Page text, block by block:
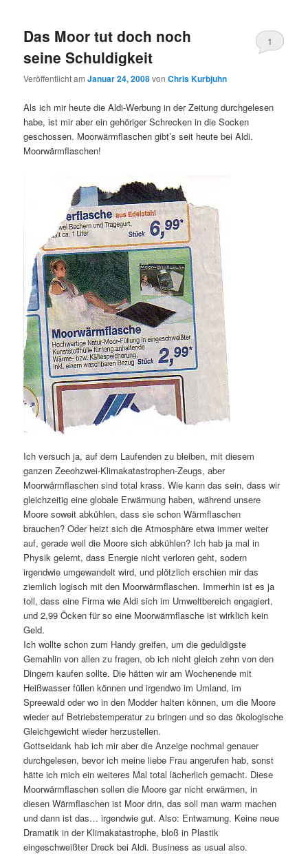
Das Moor tut doch noch
seine Schuldigkeit
Veröffentlicht amJanuar 24, 2008vonChris Kurbjuhn
1
Als ich mir heute die Aldi-Werbung in der Zeitung durchgelesen
habe, ist mir aber ein gehöriger Schrecken in die Socken
geschossen. Moorwärmflaschen gibt’s seit heute bei Aldi.
Moorwärmflaschen!
Ich versuch ja, auf dem Laufenden zu bleiben, mit diesem
ganzen Zeeohzwei-Klimakatastrophen-Zeugs, aber
Moorwärmflaschen sind total krass. Wie kann das sein, dass wir
gleichzeitig eine globale Erwärmung haben, während unsere
Moore soweit abkühlen, dass sie schon Wärmflaschen
brauchen? Oder heizt sich die Atmosphäre etwa immer weiter
auf, gerade weil die Moore sich abkühlen? Ich hab ja mal in
Physik gelernt, dass Energie nicht verloren geht, sodern
irgendwie umgewandelt wird, und plötzlich erschien mir das
ziemlich logisch mit den Moorwärmflaschen. Immerhin ist es ja
toll, dass eine Firma wie Aldi sich im Umweltbereich engagiert,
und 2,99 Öcken für so eine Moorwärmflasche ist wirklich kein
Geld.
Ich wollte schon zum Handy greifen, um die geduldigste
Gemahlin von allen zu fragen, ob ich nicht gleich zehn von den
Dingern kaufen sollte. Die hätten wir am Wochenende mit
Heißwasser füllen können und irgendwo im Umland, im
Spreewald oder wo in den Modder halten können, um die Moore
wieder auf Betriebstemperatur zu bringen und so das ökologische
Gleichgewicht wieder herzustellen.
Gottseidank hab ich mir aber die Anzeige nochmal genauer
durchgelesen, bevor ich meine liebe Frau angerufen hab, sonst
hätte ich mich ein weiteres Mal total lächerlich gemacht. Diese
Moorwärmflaschen sollen die Moore gar nicht erwärmen, in
diesen Wärmflaschen ist Moor drin, das soll man warm machen
und dann ist das… irgendwie gut. Also: Entwarnung. Keine neue
Dramatik in der Klimakatastrophe, bloß in Plastik
eingeschweißter Dreck bei Aldi. Business as usual also.